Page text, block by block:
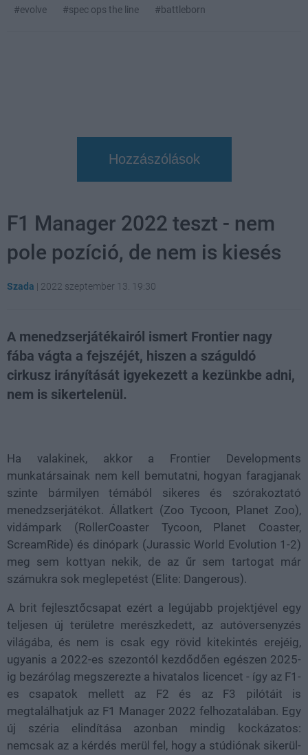
#evolve #spec ops the line #battleborn
Hozzászólások
F1 Manager 2022 teszt - nem
pole pozíció, de nem is kiesés
Szada | 2022 szeptember 13. 19:30
A menedzserjátékairól ismert Frontier nagy
fába vágta a fejszéjét, hiszen a száguldó
cirkusz irányítását igyekezett a kezünkbe adni,
nem is sikertelenül.
Ha valakinek, akkor a Frontier Developments
munkatársainak nem kell bemutatni, hogyan faragjanak
szinte bármilyen témából sikeres és szórakoztató
menedzserjátékot. Állatkert (Zoo Tycoon, Planet Zoo),
vidámpark (RollerCoaster Tycoon, Planet Coaster,
ScreamRide) és dinópark (Jurassic World Evolution 1-2)
meg sem kottyan nekik, de az űr sem tartogat már
számukra sok meglepetést (Elite: Dangerous).
A brit fejlesztőcsapat ezért a legújabb projektjével egy
teljesen új területre merészkedett, az autóversenyzés
világába, és nem is csak egy rövid kitekintés erejéig,
ugyanis a 2022-es szezontól kezdődően egészen 2025-
ig bezárólag megszerezte a hivatalos licencet - így az F1-
es csapatok mellett az F2 és az F3 pilótáit is
megtalálhatjuk az F1 Manager 2022 felhozatalában. Egy
új széria elindítása azonban mindig kockázatos:
nemcsak az a kérdés merül fel, hogy a stúdiónak sikerül-